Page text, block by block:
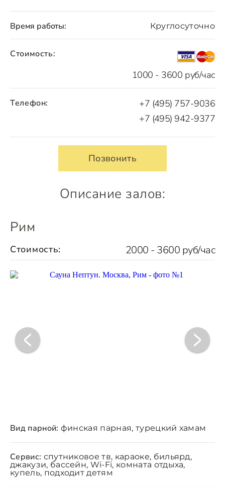
Стоимость:
1000 - 3600 руб/час
Время работы: Круглосуточно
Телефон:
+7 (495) 757-9036
+7 (495) 942-9377
Позвонить
Описание залов:
Рим
Стоимость: 2000 - 3600 руб/час
Вид парной: финская парная, турецкий хамам
Сервис: спутниковое тв, караоке, бильярд,
джакузи, бассейн, Wi-Fi, комната отдыха,
купель, подходит детям